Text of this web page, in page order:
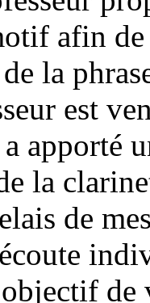
afin
la
est
apporté
la
de